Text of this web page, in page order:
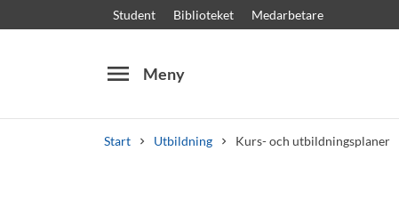
Student Biblioteket Medarbetare
menu Meny
Start Utbildning Kurs- och utbildningsplaner